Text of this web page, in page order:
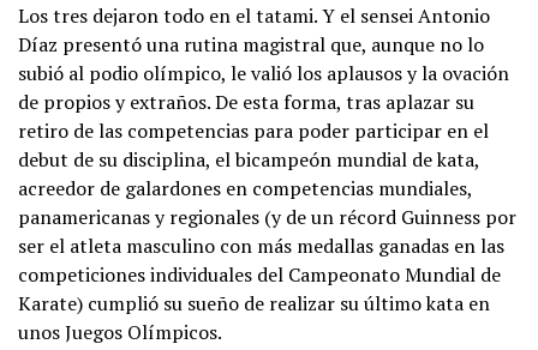
Los tres dejaron todo en el tatami. Y el sensei Antonio
Díaz presentó una rutina magistral que, aunque no lo
subió al podio olímpico, le valió los aplausos y la ovación
de propios y extraños. De esta forma, tras aplazar su
retiro de las competencias para poder participar en el
debut de su disciplina, el bicampeón mundial de kata,
acreedor de galardones en competencias mundiales,
panamericanas y regionales (y de un récord Guinness por
ser el atleta masculino con más medallas ganadas en las
competiciones individuales del Campeonato Mundial de
Karate) cumplió su sueño de realizar su último kata en
unos Juegos Olímpicos.